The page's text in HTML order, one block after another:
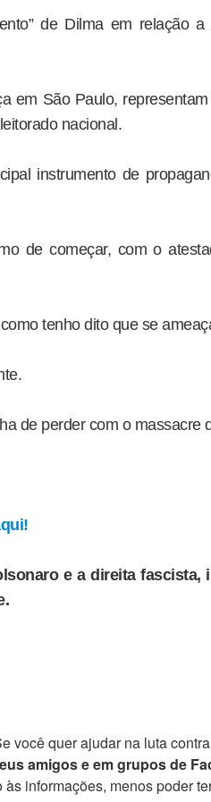
de Dilma em relação a
em São Paulo,
nacional.
instrumento de
de começar, com o
tenho dito que se
de perder com o massacre
e a direita fascista,
você quer ajudar na luta
amigos e em grupos de
informações, menos poder